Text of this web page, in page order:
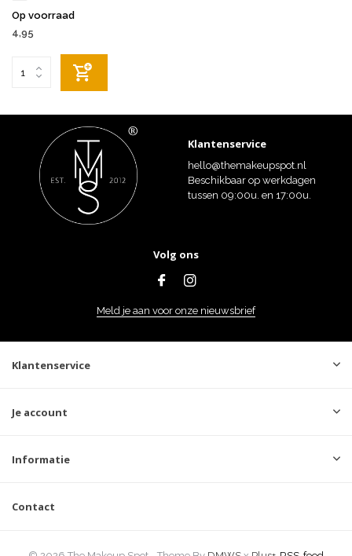
Op voorraad
4,95
Klantenservice
hello@themakeupspot.nl
Beschikbaar op werkdagen
tussen 09:00u. en 17:00u.
Volg ons
Meld je aan voor onze nieuwsbrief
Klantenservice
Je account
Informatie
Contact